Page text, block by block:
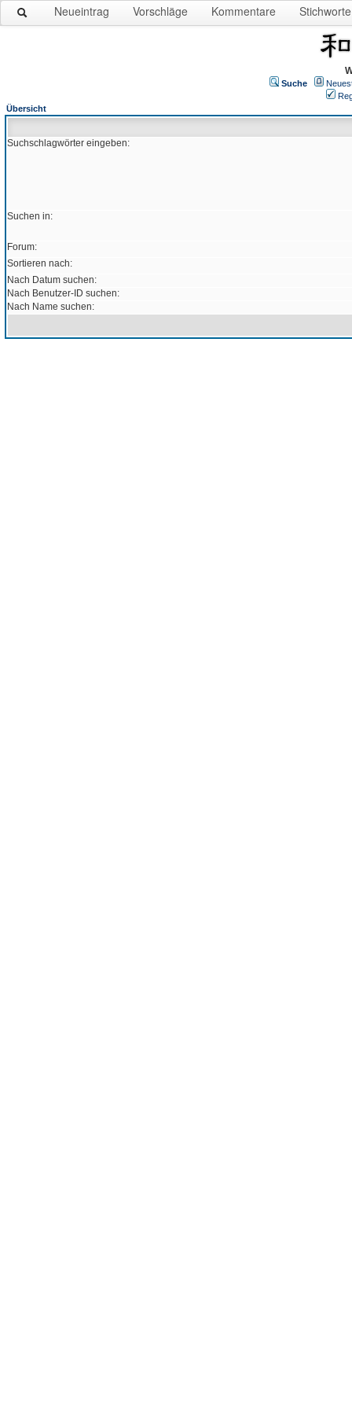
Neueintrag Vorschläge Kommentare Stichworte
Suche
Übersicht
Suchschlagwörter eingeben:
Suchen in:
Forum:
Sortieren nach:
Nach Datum suchen:
Nach Benutzer-ID suchen:
Nach Name suchen: